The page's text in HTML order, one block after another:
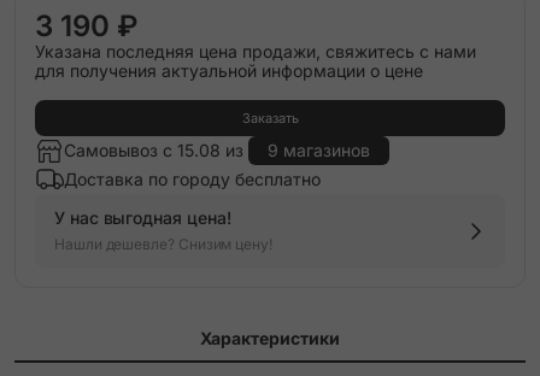
3 190 ₽
Указана последняя цена продажи, свяжитесь с нами
для получения актуальной информации о цене
Заказать
Самовывоз с 15.08 из
9 магазинов
Доставка по городу бесплатно
У нас выгодная цена!
Нашли дешевле? Снизим цену!
Характеристики